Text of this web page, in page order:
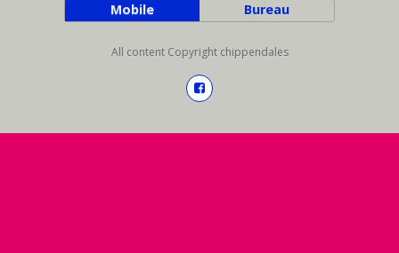
Mobile Bureau
All content Copyright chippendales